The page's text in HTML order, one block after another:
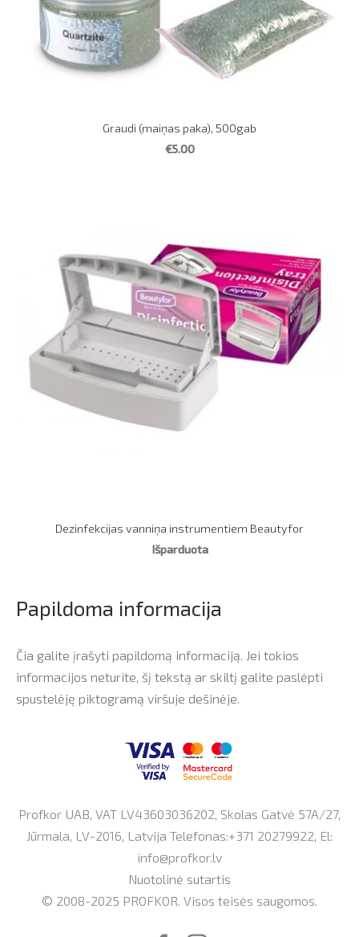
Papildoma informacija
Čia galite įrašyti papildomą informaciją. Jei tokios
informacijos neturite, šį tekstą ar skiltį galite paslėpti
spustelėję piktogramą viršuje dešinėje.
Graudi (maiņas paka), 500gab
€5.00
Dezinfekcijas vanniņa instrumentiem Beautyfor
Išparduota
Profkor UAB, VAT LV43603036202, Skolas Gatvė 57A/27,
Jūrmala, LV-2016, Latvija Telefonas:+371 20279922, El:
info@profkor.lv
Nuotolinė sutartis
© 2008-2025 PROFKOR. Visos teisės saugomos.